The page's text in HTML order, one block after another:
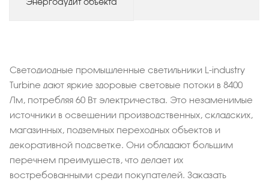
Светодиодные промышленные светильники L-industry
Turbine дают яркие здоровые световые потоки в 8400
Лм, потребляя 60 Вт электричества. Это незаменимые
источники в освещении производственных, складских,
магазинных, подземных переходных объектов и
декоративной подсветке. Они обладают большим
перечнем преимуществ, что делает их
востребованными среди покупателей. Заказать